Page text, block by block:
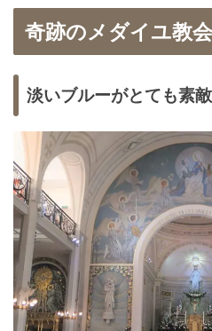
奇跡のメダイユ教
淡いブルーがとても素